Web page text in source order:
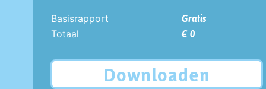
Basisrapport
Gratis
Totaal
€ 0
Downloaden